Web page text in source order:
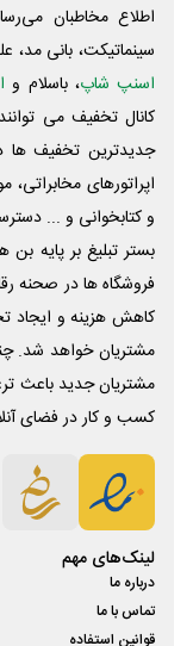
اطلاع مخاطبان
سینماتیکت، بانی مد،
اسنپ شاپ، باسلام و
کانال تخفیف می
جدیدترین تخفیف ها
اپراتورهای
و کتابخوانی و ...
بستر تبلیغ بر پایه
فروشگاه ها در صحنه
کاهش هزینه و ایجاد
مشتریان خواهد شد.
مشتریان جدید باعث
کسب و کار در فضای
لینک‌های مهم
درباره ما
تماس با ما
قوانین استفاده